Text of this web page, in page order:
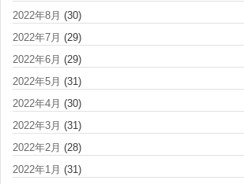
2022年8月 (30)
2022年7月 (29)
2022年6月 (29)
2022年5月 (31)
2022年4月 (30)
2022年3月 (31)
2022年2月 (28)
2022年1月 (31)